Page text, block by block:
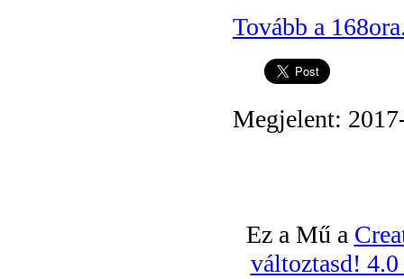
Tovább a
Megjelent:
Ez a Mű a
változtasd!